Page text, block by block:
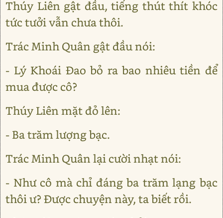
Thúy Liên gật đầu, tiếng thút thít khóc
tức tưởi vẫn chưa thôi.
Trác Minh Quân gật đầu nói:
- Lý Khoái Đao bỏ ra bao nhiêu tiền để
mua được cô?
Thúy Liên mặt đỏ lên:
- Ba trăm lượng bạc.
Trác Minh Quân lại cười nhạt nói:
- Như cô mà chỉ đáng ba trăm lạng bạc
thôi ư? Được chuyện này, ta biết rồi.